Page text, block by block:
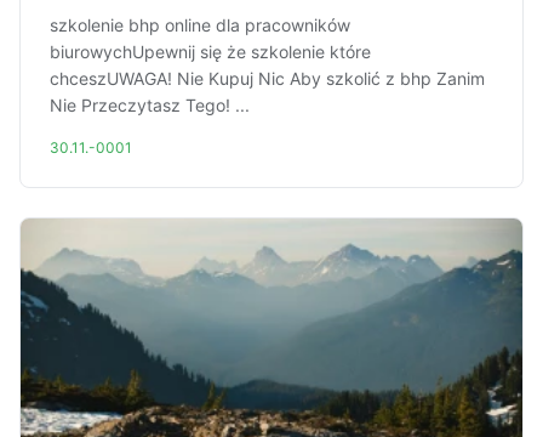
szkolenie bhp online dla pracowników
biurowychUpewnij się że szkolenie które
chceszUWAGA! Nie Kupuj Nic Aby szkolić z bhp Zanim
Nie Przeczytasz Tego! ...
30.11.-0001